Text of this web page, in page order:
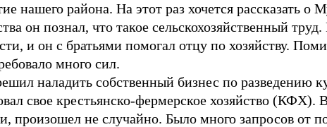
нашего района. На этот раз хочется рассказать
он познал, что такое сельскохозяйственный
и он с братьями помогал отцу по хозяйству.
много сил.
наладить собственный бизнес по разведению
свое крестьянско-фермерское хозяйство (КФХ).
произошел не случайно. Было много запросов от